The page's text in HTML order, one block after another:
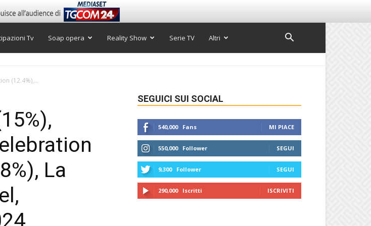
Tv Soap opera Reality Show Serie TV Altri
(12.4%),...
La
SEGUICI SUI SOCIAL
540,000 Fans MI PIACE
550,000 Follower SEGUI
9,300 Follower SEGUI
290,000 Iscritti ISCRIVITI